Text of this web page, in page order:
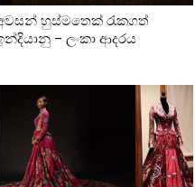
හුස්මතෙක් රැකගත්
– ලංකා ආදරය